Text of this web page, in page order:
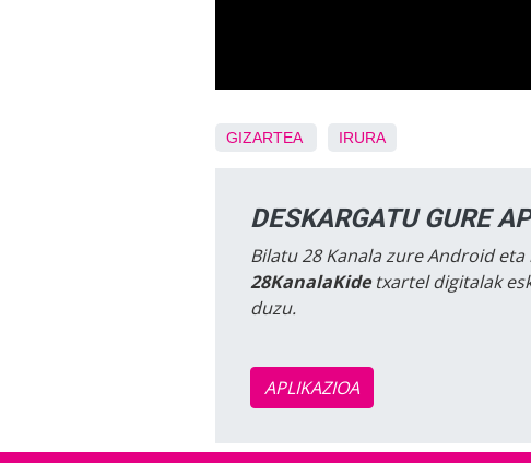
GIZARTEA IRURA
DESKARGATU GURE
Bilatu 28 Kanala zure Android
28KanalaKidetxartel digitalak
duzu.
APLIKAZIOA